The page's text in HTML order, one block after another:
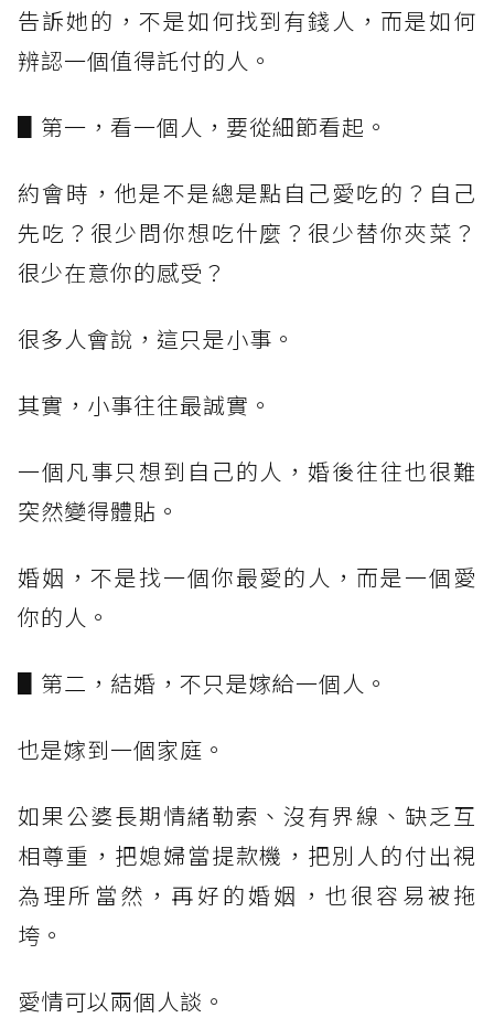
告訴她的，不是如何找到有錢人，而是如何
辨認一個值得託付的人。
▋第一，看一個人，要從細節看起。
約會時，他是不是總是點自己愛吃的？自己
先吃？很少問你想吃什麼？很少替你夾菜？
很少在意你的感受？
很多人會說，這只是小事。
其實，小事往往最誠實。
一個凡事只想到自己的人，婚後往往也很難
突然變得體貼。
婚姻，不是找一個你最愛的人，而是一個愛
你的人。
▋第二，結婚，不只是嫁給一個人。
也是嫁到一個家庭。
如果公婆長期情緒勒索、沒有界線、缺乏互
相尊重，把媳婦當提款機，把別人的付出視
為理所當然，再好的婚姻，也很容易被拖
垮。
愛情可以兩個人談。